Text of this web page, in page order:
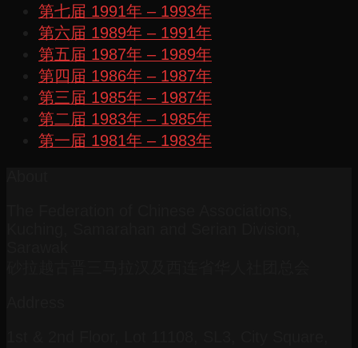
第七届 1991年 – 1993年
第六届 1989年 – 1991年
第五届 1987年 – 1989年
第四届 1986年 – 1987年
第三届 1985年 – 1987年
第二届 1983年 – 1985年
第一届 1981年 – 1983年